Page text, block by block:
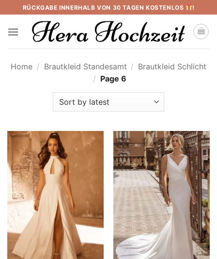
to
content
RÜCKGABE INNERHALB VON 30 TAGEN KOSTENLOS !
Home / Brautkleid Standesamt / Brautkleid Schlicht
/ Page 6